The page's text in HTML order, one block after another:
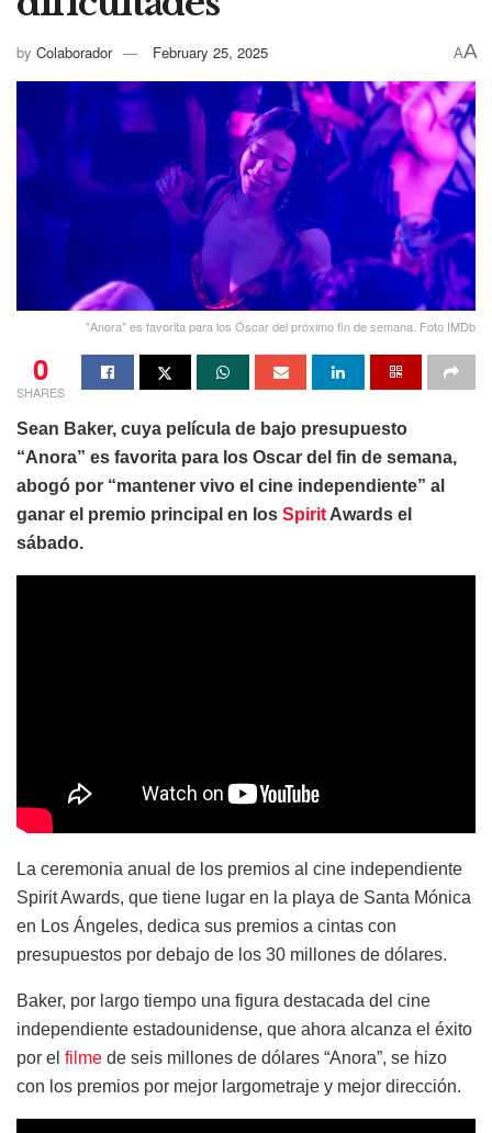
by Colaborador February 25, 2025 AA
"Anora" es favorita para los Óscar del próximo fin de semana. Foto IMDb
0
SHARES
Sean Baker, cuya película de bajo presupuesto
“Anora” es favorita para los Oscar del fin de semana,
abogó por “mantener vivo el cine independiente” al
ganar el premio principal en los Spirit Awards el
sábado.
La ceremonia anual de los premios al cine independiente
Spirit Awards, que tiene lugar en la playa de Santa Mónica
en Los Ángeles, dedica sus premios a cintas con
presupuestos por debajo de los 30 millones de dólares.
Baker, por largo tiempo una figura destacada del cine
independiente estadounidense, que ahora alcanza el éxito
por el filme de seis millones de dólares “Anora”, se hizo
con los premios por mejor largometraje y mejor dirección.